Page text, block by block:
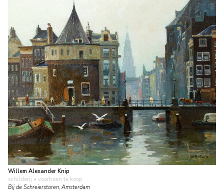
Willem Alexander Knip
schilderij • voorheen te koop
Bij de Schreierstoren, Amsterdam